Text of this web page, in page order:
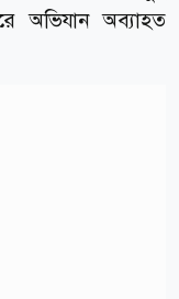
অভিযান অব্যাহত